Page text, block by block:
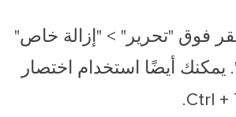
فوق "تحرير" > "إزالة خاص"
أيضًا استخدام اختصار